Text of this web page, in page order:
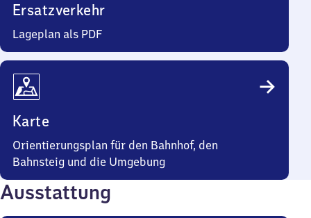
Ersatzverkehr
Lageplan als PDF
Karte
Orientierungsplan für den Bahnhof, den
Bahnsteig und die Umgebung
Ausstattung